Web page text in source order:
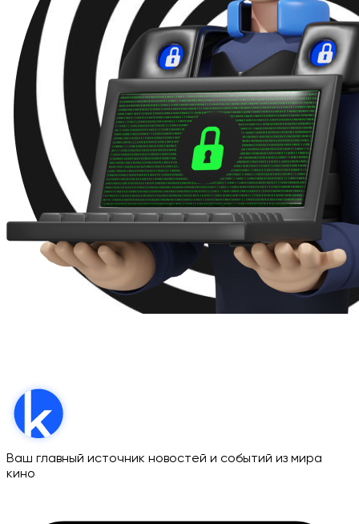
Ваш главный источник новостей и событий из мира
кино